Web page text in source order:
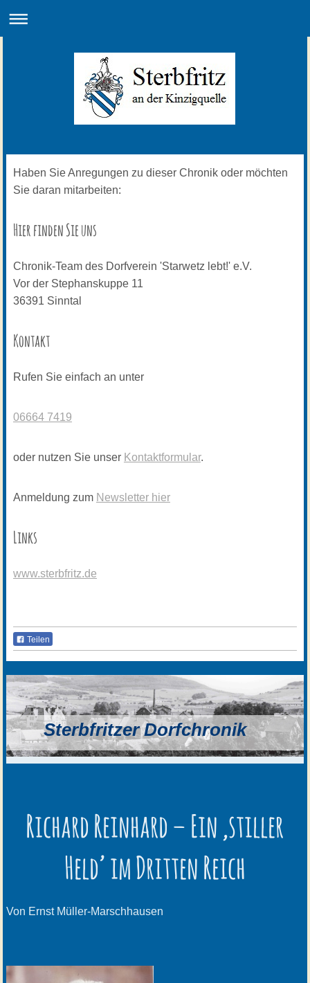
Haben Sie Anregungen zu dieser Chronik oder möchten
Sie daran mitarbeiten:
Hier finden Sie uns
Chronik-Team des Dorfverein 'Starwetz lebt!' e.V.
Vor der Stephanskuppe 11
36391 Sinntal
Kontakt
Rufen Sie einfach an unter
06664 7419
oder nutzen Sie unser Kontaktformular.
Anmeldung zum Newsletter hier
Links
www.sterbfritz.de
Teilen
Sterbfritzer Dorfchronik
Richard Reinhard – Ein ‚stiller
Held’ im Dritten Reich
Von Ernst Müller-Marschhausen